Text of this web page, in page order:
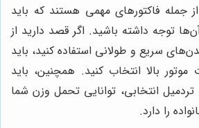
جمله فاکتورهای مهمی هستند که باید
توجه داشته باشید. اگر قصد دارید از
سریع و طولانی استفاده کنید، باید
موتور بالا انتخاب کنید. همچنین، باید
انتخابی، توانایی تحمل وزن شما
را دارد.